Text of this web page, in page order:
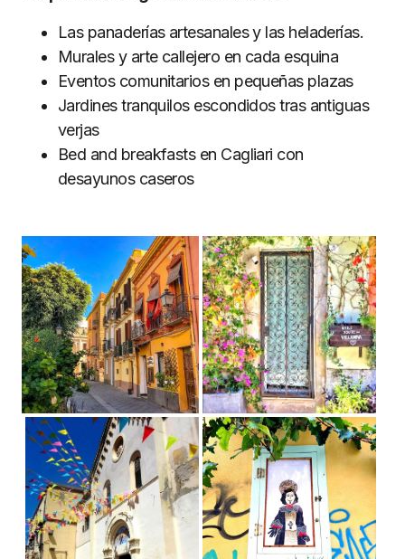
Las panaderías artesanales y las heladerías.
Murales y arte callejero en cada esquina
Eventos comunitarios en pequeñas plazas
Jardines tranquilos escondidos tras antiguas
verjas
Bed and breakfasts en Cagliari con
desayunos caseros